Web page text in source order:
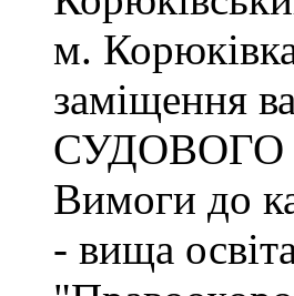
м.
заміщення
СУДОВОГО
Вимоги до
- вища